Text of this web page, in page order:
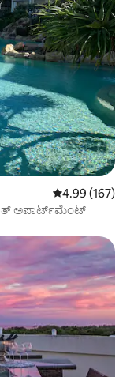
5 ರಲ್ಲಿ 4.99
4.99 (167)
ಅಪಾರ್ಟ್‌ಮೆಂಟ್